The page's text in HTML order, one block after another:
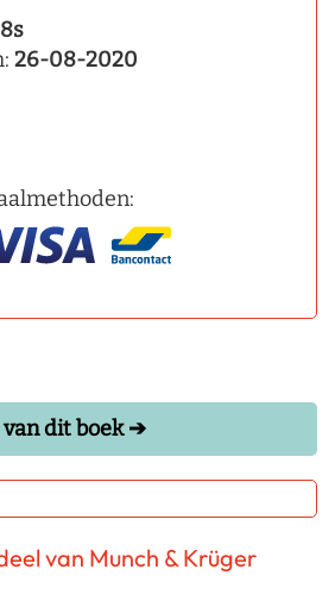
26-08-2020
dit boek ➔
van Munch & Krüger